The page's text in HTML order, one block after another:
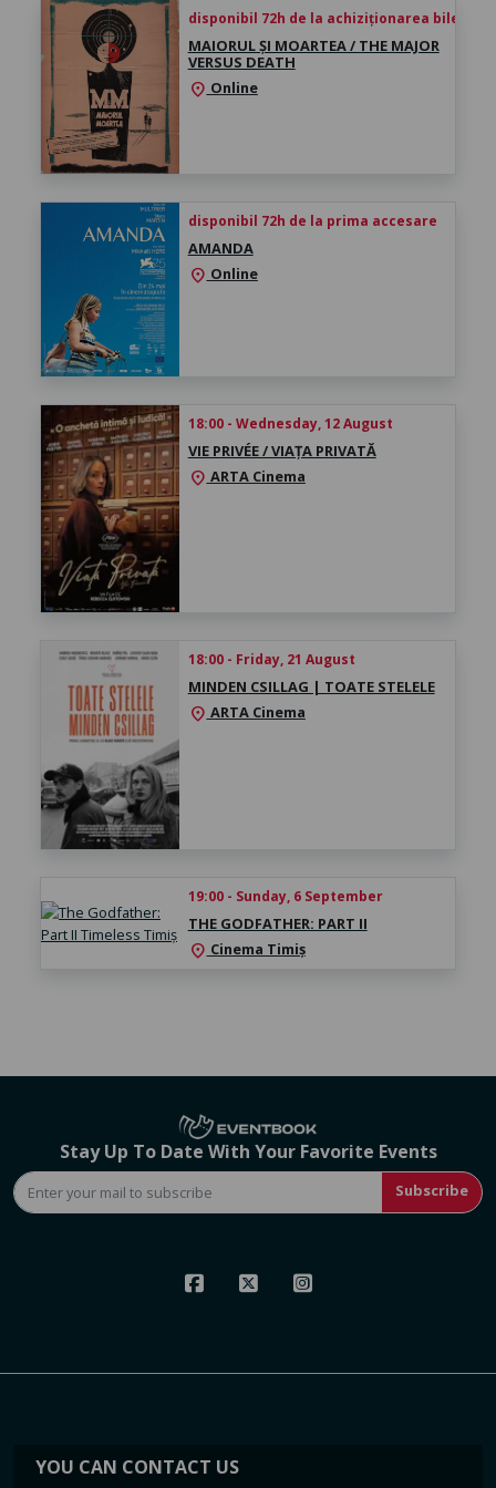
disponibil 72h de la achiziționarea biletului
MAIORUL ȘI MOARTEA / THE MAJOR
VERSUS DEATH
location_on Online
disponibil 72h de la prima accesare
AMANDA
location_on Online
18:00 - Wednesday, 12 August
VIE PRIVÉE / VIAȚA PRIVATĂ
location_onARTA Cinema
18:00 - Friday, 21 August
MINDEN CSILLAG | TOATE STELELE
location_onARTA Cinema
19:00 - Sunday, 6 September
THE GODFATHER: PART II
location_on Cinema Timiș
Stay Up To Date With Your Favorite Events
Subscribe
YOU CAN CONTACT US